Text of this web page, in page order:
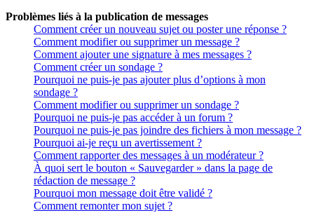
Problèmes liés à la publication de messages
Comment créer un nouveau sujet ou poster une réponse ?
Comment modifier ou supprimer un message ?
Comment ajouter une signature à mes messages ?
Comment créer un sondage ?
Pourquoi ne puis-je pas ajouter plus d’options à mon
sondage ?
Comment modifier ou supprimer un sondage ?
Pourquoi ne puis-je pas accéder à un forum ?
Pourquoi ne puis-je pas joindre des fichiers à mon message ?
Pourquoi ai-je reçu un avertissement ?
Comment rapporter des messages à un modérateur ?
À quoi sert le bouton « Sauvegarder » dans la page de
rédaction de message ?
Pourquoi mon message doit être validé ?
Comment remonter mon sujet ?